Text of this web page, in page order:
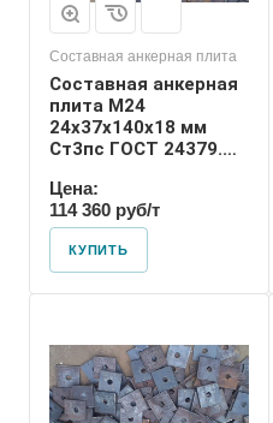
Составная анкерная плита
Составная анкерная
плита М24
24х37х140х18 мм
Ст3пс ГОСТ 24379.1-
Цена:
114 360 руб/т
КУПИТЬ
М46
36
Номер диаметра
резьбы